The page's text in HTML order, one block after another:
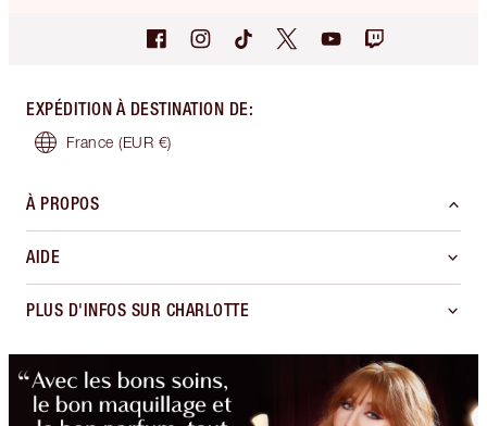
EXPÉDITION À DESTINATION DE:
France (EUR €)
À PROPOS
AIDE
PLUS D'INFOS SUR CHARLOTTE